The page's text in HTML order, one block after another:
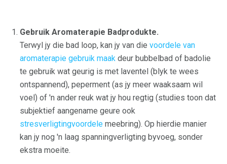
Gebruik Aromaterapie Badprodukte.
Terwyl jy die bad loop, kan jy van die voordele van
aromaterapie gebruik maak deur bubbelbad of badolie
te gebruik wat geurig is met laventel (blyk te wees
ontspannend), peperment (as jy meer waaksaam wil
voel) of 'n ander reuk wat jy hou regtig (studies toon dat
subjektief aangename geure ook
stresverligtingvoordele meebring). Op hierdie manier
kan jy nog 'n laag spanningverligting byvoeg, sonder
ekstra moeite.